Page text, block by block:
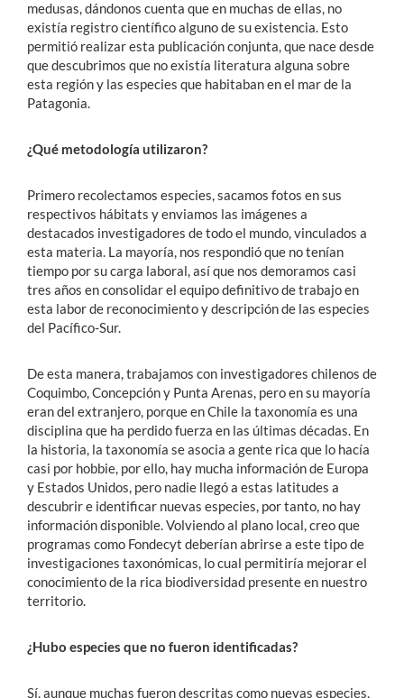
medusas, dándonos cuenta que en muchas de ellas, no
existía registro científico alguno de su existencia. Esto
permitió realizar esta publicación conjunta, que nace desde
que descubrimos que no existía literatura alguna sobre
esta región y las especies que habitaban en el mar de la
Patagonia.
¿Qué metodología utilizaron?
Primero recolectamos especies, sacamos fotos en sus
respectivos hábitats y enviamos las imágenes a
destacados investigadores de todo el mundo, vinculados a
esta materia. La mayoría, nos respondió que no tenían
tiempo por su carga laboral, así que nos demoramos casi
tres años en consolidar el equipo definitivo de trabajo en
esta labor de reconocimiento y descripción de las especies
del Pacífico-Sur.
De esta manera, trabajamos con investigadores chilenos de
Coquimbo, Concepción y Punta Arenas, pero en su mayoría
eran del extranjero, porque en Chile la taxonomía es una
disciplina que ha perdido fuerza en las últimas décadas. En
la historia, la taxonomía se asocia a gente rica que lo hacía
casi por hobbie, por ello, hay mucha información de Europa
y Estados Unidos, pero nadie llegó a estas latitudes a
descubrir e identificar nuevas especies, por tanto, no hay
información disponible. Volviendo al plano local, creo que
programas como Fondecyt deberían abrirse a este tipo de
investigaciones taxonómicas, lo cual permitiría mejorar el
conocimiento de la rica biodiversidad presente en nuestro
territorio.
¿Hubo especies que no fueron identificadas?
Sí, aunque muchas fueron descritas como nuevas especies,